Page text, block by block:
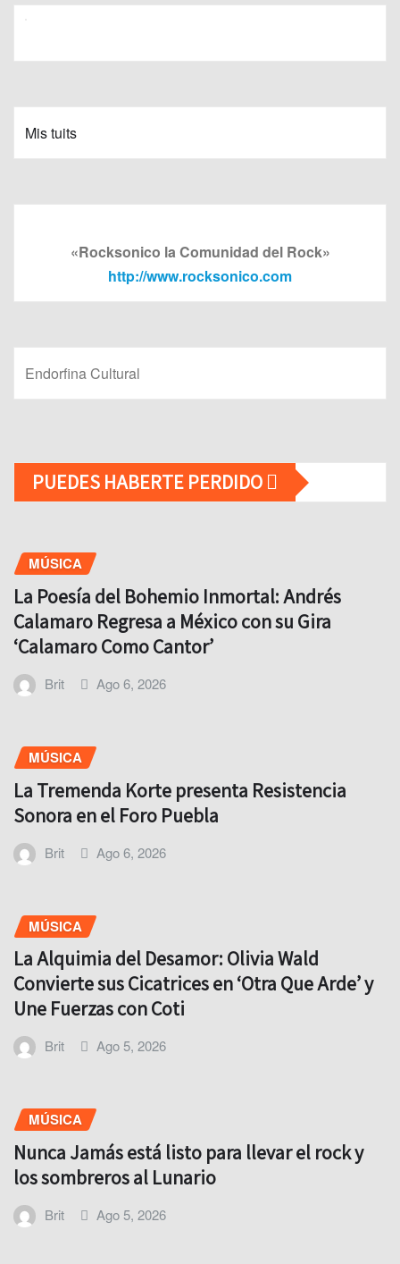
Mis tuits
«Rocksonico la Comunidad del Rock»
http://www.rocksonico.com
Endorfina Cultural
PUEDES HABERTE PERDIDO
MÚSICA
La Poesía del Bohemio Inmortal: Andrés
Calamaro Regresa a México con su Gira
‘Calamaro Como Cantor’
Brit Ago 6, 2026
MÚSICA
La Tremenda Korte presenta Resistencia
Sonora en el Foro Puebla
Brit Ago 6, 2026
MÚSICA
La Alquimia del Desamor: Olivia Wald
Convierte sus Cicatrices en ‘Otra Que Arde’ y
Une Fuerzas con Coti
Brit Ago 5, 2026
MÚSICA
Nunca Jamás está listo para llevar el rock y
los sombreros al Lunario
Brit Ago 5, 2026